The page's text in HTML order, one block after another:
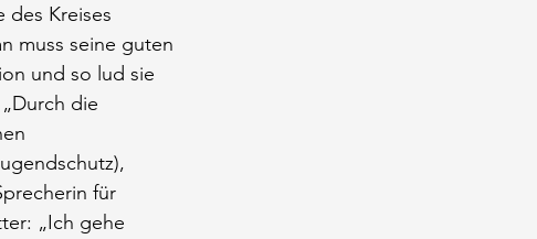
Kreises
muss seine guten
und so lud sie
die
für
„Ich gehe